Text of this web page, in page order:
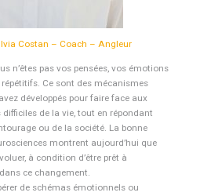
Costan – Coach – Angleur
n’êtes pas vos pensées, vos émotions
Ce sont des mécanismes
développés pour faire face aux
difficiles de la vie, tout en répondant
ou de la société. La bonne
montrent aujourd’hui que
à condition d’être prêt à
ce changement.
de schémas émotionnels ou